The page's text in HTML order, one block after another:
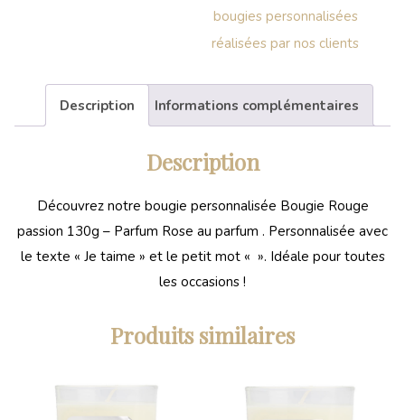
bougies personnalisées
réalisées par nos clients
Description Informations complémentaires
Description
Découvrez notre bougie personnalisée Bougie Rouge
passion 130g – Parfum Rose au parfum . Personnalisée avec
le texte « Je taime » et le petit mot « ». Idéale pour toutes
les occasions !
Produits similaires